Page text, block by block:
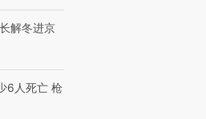
解冬进京
6人死亡 枪